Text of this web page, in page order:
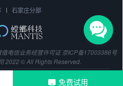
免费试用
石家庄分部
值电信业务经营许可证 京ICP备17003386号
2022 © All Rights Reserved.